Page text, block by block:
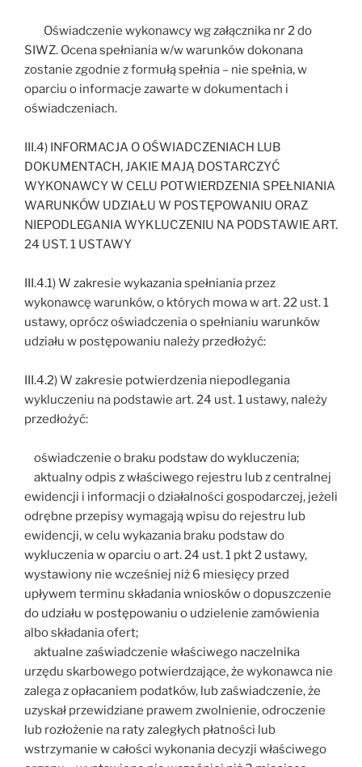
Oświadczenie wykonawcy wg załącznika nr 2 do
SIWZ. Ocena spełniania w/w warunków dokonana
zostanie zgodnie z formułą spełnia – nie spełnia, w
oparciu o informacje zawarte w dokumentach i
oświadczeniach.
III.4) INFORMACJA O OŚWIADCZENIACH LUB
DOKUMENTACH, JAKIE MAJĄ DOSTARCZYĆ
WYKONAWCY W CELU POTWIERDZENIA SPEŁNIANIA
WARUNKÓW UDZIAŁU W POSTĘPOWANIU ORAZ
NIEPODLEGANIA WYKLUCZENIU NA PODSTAWIE ART.
24 UST. 1 USTAWY
III.4.1) W zakresie wykazania spełniania przez
wykonawcę warunków, o których mowa w art. 22 ust. 1
ustawy, oprócz oświadczenia o spełnianiu warunków
udziału w postępowaniu należy przedłożyć:
III.4.2) W zakresie potwierdzenia niepodlegania
wykluczeniu na podstawie art. 24 ust. 1 ustawy, należy
przedłożyć:
oświadczenie o braku podstaw do wykluczenia;
aktualny odpis z właściwego rejestru lub z centralnej
ewidencji i informacji o działalności gospodarczej, jeżeli
odrębne przepisy wymagają wpisu do rejestru lub
ewidencji, w celu wykazania braku podstaw do
wykluczenia w oparciu o art. 24 ust. 1 pkt 2 ustawy,
wystawiony nie wcześniej niż 6 miesięcy przed
upływem terminu składania wniosków o dopuszczenie
do udziału w postępowaniu o udzielenie zamówienia
albo składania ofert;
aktualne zaświadczenie właściwego naczelnika
urzędu skarbowego potwierdzające, że wykonawca nie
zalega z opłacaniem podatków, lub zaświadczenie, że
uzyskał przewidziane prawem zwolnienie, odroczenie
lub rozłożenie na raty zaległych płatności lub
wstrzymanie w całości wykonania decyzji właściwego